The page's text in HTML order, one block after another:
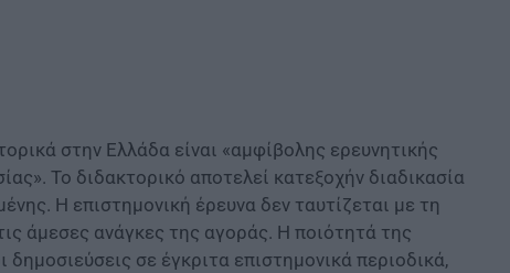
στην Ελλάδα είναι «αμφίβολης ερευνητικής
Το διδακτορικό αποτελεί κατεξοχήν διαδικασία
Η επιστημονική έρευνα δεν ταυτίζεται με τη
άμεσες ανάγκες της αγοράς. Η ποιότητά της
σε έγκριτα επιστημονικά περιοδικά,